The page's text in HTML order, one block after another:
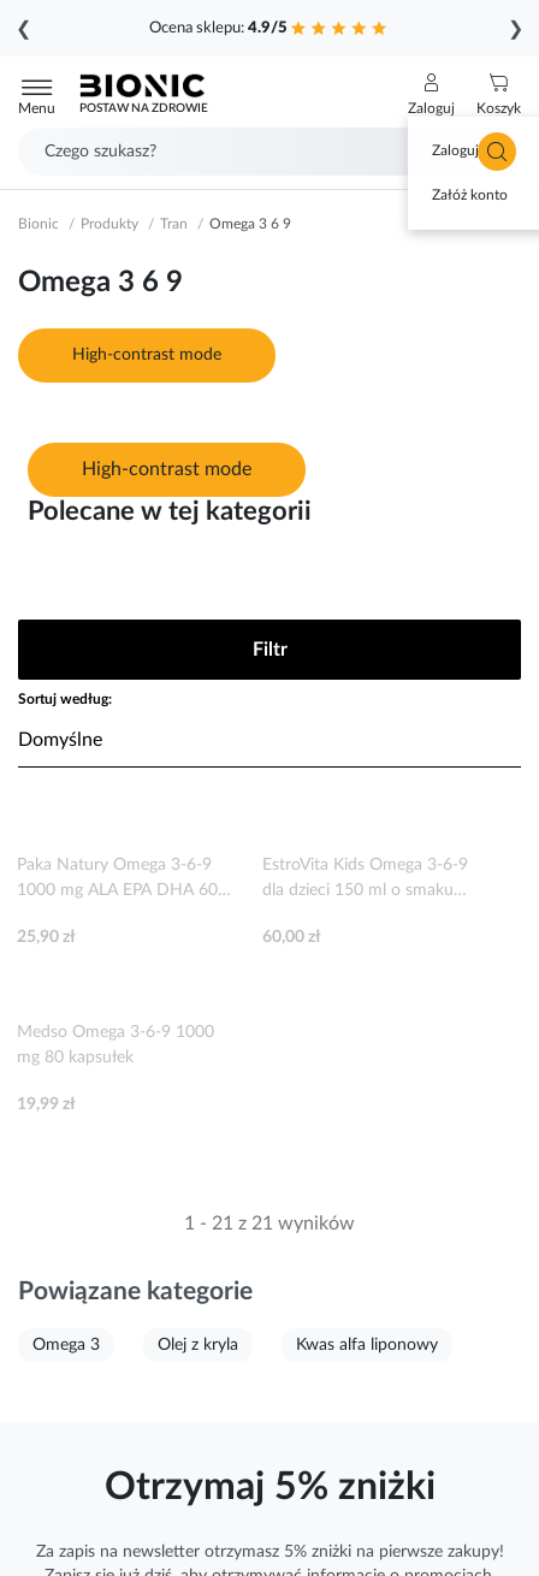
Ocena sklepu: 4.9/5
❮ ❯
do
treści
Menu POSTAW NA ZDROWIE Zaloguj
Zaloguj się
Załóż konto
Koszyk
Bionic Produkty Tran Omega 3 6 9
Omega 3 6 9
High-contrast mode
High-contrast mode
Polecane w tej kategorii
Filtr
Sortuj według:
Paka Natury Omega 3-6-9
1000 mg ALA EPA DHA 60
25,90 zł
EstroVita Kids Omega 3-6-9
dla dzieci 150 ml o smaku
60,00 zł
Medso Omega 3-6-9 1000
mg 80 kapsułek
19,99 zł
1 - 21 z 21 wyników
Powiązane kategorie
Omega 3 Olej z kryla Kwas alfa liponowy
Otrzymaj 5% zniżki
Za zapis na newsletter otrzymasz 5% zniżki na pierwsze zakupy!